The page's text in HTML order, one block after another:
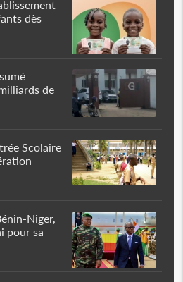
dès
de
Scolaire
Niger,
pour sa